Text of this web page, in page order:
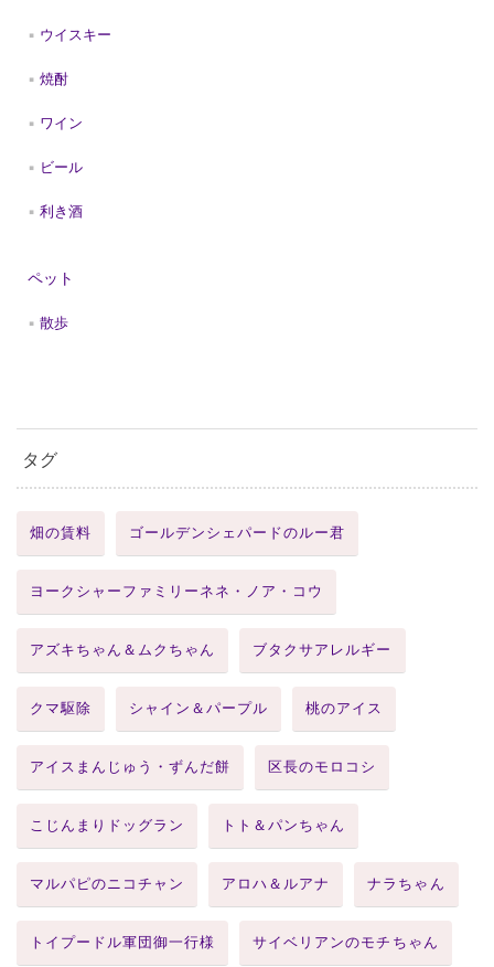
ウイスキー
焼酎
ワイン
ビール
利き酒
ペット
散歩
タグ
畑の賃料 ゴールデンシェパードのルー君
ヨークシャーファミリーネネ・ノア・コウ
アズキちゃん＆ムクちゃん ブタクサアレルギー
クマ駆除 シャイン＆パープル 桃のアイス
アイスまんじゅう・ずんだ餅 区長のモロコシ
こじんまりドッグラン トト＆パンちゃん
マルパピのニコチャン アロハ＆ルアナ ナラちゃん
トイプードル軍団御一行様 サイベリアンのモチちゃん